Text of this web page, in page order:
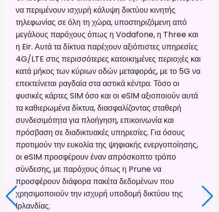
να περιμένουν ισχυρή κάλυψη δικτύου κινητής
τηλεφωνίας σε όλη τη χώρα, υποστηριζόμενη από
μεγάλους παρόχους όπως η Vodafone, η Three και
η Eir. Αυτά τα δίκτυα παρέχουν αξιόπιστες υπηρεσίες
4G/LTE στις περισσότερες κατοικημένες περιοχές και
κατά μήκος των κύριων οδών μεταφοράς, με το 5G να
επεκτείνεται ραγδαία στα αστικά κέντρα. Τόσο οι
φυσικές κάρτες SIM όσο και οι eSIM αξιοποιούν αυτά
τα καθιερωμένα δίκτυα, διασφαλίζοντας σταθερή
συνδεσιμότητα για πλοήγηση, επικοινωνία και
πρόσβαση σε διαδικτυακές υπηρεσίες. Για όσους
προτιμούν την ευκολία της ψηφιακής ενεργοποίησης,
οι eSIM προσφέρουν έναν απρόσκοπτο τρόπο
σύνδεσης, με παρόχους όπως η Prune να
προσφέρουν διάφορα πακέτα δεδομένων που
χρησιμοποιούν την ισχυρή υποδομή δικτύου της
Ιρλανδίας.